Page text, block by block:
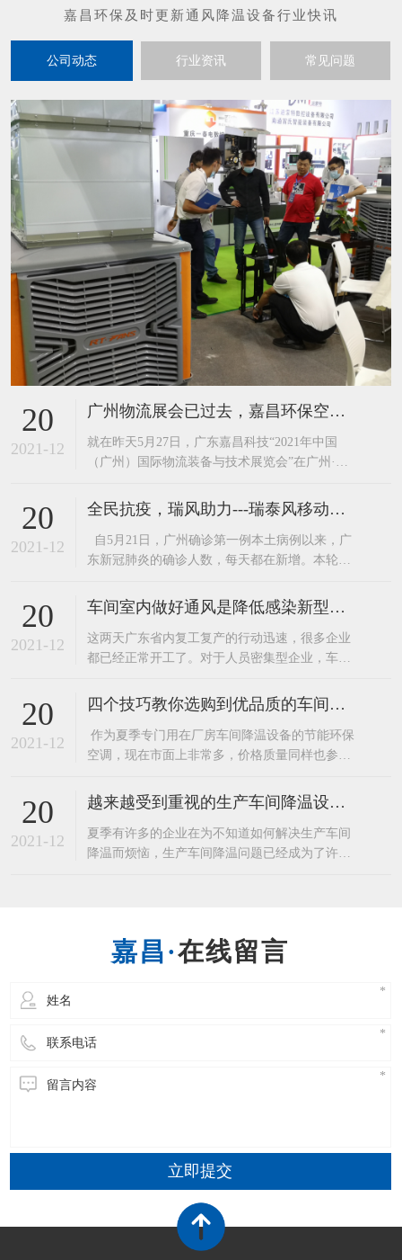
公司动态 行业资讯 常见问题
20
2021-12
广州物流展会已过去，嘉昌环保空调工业风扇又迎来到了重庆展
​就在昨天5月27日，广东嘉昌科技“2021年中国
（广州）国际物流装备与技术展览会”在广州·中
大核心产品“环保空调”和“工业大风扇”更是吸引
了不少来人在展区了解产品。广东嘉昌在展会的
技术人员可是接待了一波又一波咨询的客人。这
么多年，广东嘉昌已经为韵达、跨境物
20
2021-12
全民抗疫，瑞风助力---瑞泰风移动环保空调厂家关爱在行动
自5月21日，广州确诊第一例本土病例以来，广
东新冠肺炎的确诊人数，每天都在新增。本轮疫
传播速度快，传播能力强。 作为与广州毗邻的东
莞，为确保广大民众的安全，于6月7日启动全员
核酸检测。正值盛夏，酷暑难耐，白天的最高温
度都在30度以上
20
2021-12
车间室内做好通风是降低感染新型病毒的有效措施。
​这两天广东省内复工复产的行动迅速，很多企业
都已经正常开工了。对于人员密集型企业，车间
一。加强工作场所通风换气，保持室内空气流
通。装了环保空调和工业大风扇的企业可以开
启。这里要注意了环保空调不要开启制冷，只送
风就好啦。如洁净车间、有温湿度要求和其他需
20
2021-12
四个技巧教你选购到优品质的车间降温设备—节能环保空调
​ 作为夏季专门用在厂房车间降温设备的节能环保
空调，现在市面上非常多，价格质量同样也参差
了节约成本都选择低价产品，下面嘉昌通风小编
就为大家介绍几个选购优品质节能环保空调的小
技巧给大家。1、看外型。外型越光洁、美观的产
品，其应用的模具精密度就越高。2
20
2021-12
越来越受到重视的生产车间降温设备——东莞环保空调
​夏季有许多的企业在为不知道如何解决生产车间
降温而烦恼，生产车间降温问题已经成为了许多
度左右，温度可以自由调节，温度非常的均匀，
在线留言
立即提交